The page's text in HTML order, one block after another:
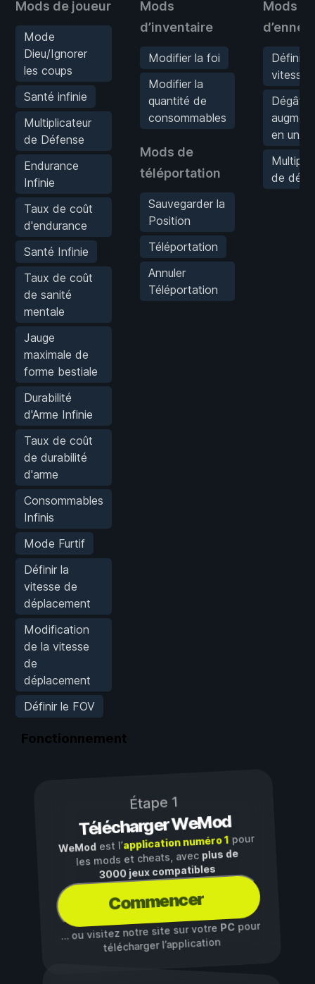
Mods de joueur
Mode
Dieu/Ignorer
les coups
Santé infinie
Multiplicateur
de Défense
Endurance
Infinie
Taux de coût
d'endurance
Santé Infinie
Taux de coût
de sanité
mentale
Jauge
maximale de
forme bestiale
Durabilité
d'Arme Infinie
Taux de coût
de durabilité
d'arme
Consommables
Infinis
Mode Furtif
Définir la
vitesse de
déplacement
Modification
de la vitesse
de
déplacement
Définir le FOV
Mods
d’inventaire
Modifier la foi
Modifier la
quantité de
consommables
Mods de
téléportation
Sauvegarder la
Position
Téléportation
Annuler
Téléportation
Mods
Définir
vitesse
Dégâts
en un
de
Fonctionnement
Étape 1
Télécharger WeMod
WeModest l’application numéro 1pour
les mods et cheats, avec plus de
3000 jeux compatibles
Commencer
… ou visitez notre site sur votre PCpour
télécharger l’application